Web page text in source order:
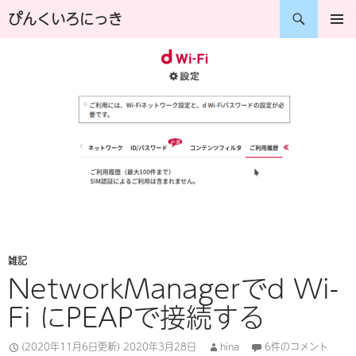
コぴんくいろにっき
検
雑記
NetworkManagerでd Wi-
Fi にPEAPで接続する
(2020年11月6日更新) 2020年3月28日 hina 6件のコメント